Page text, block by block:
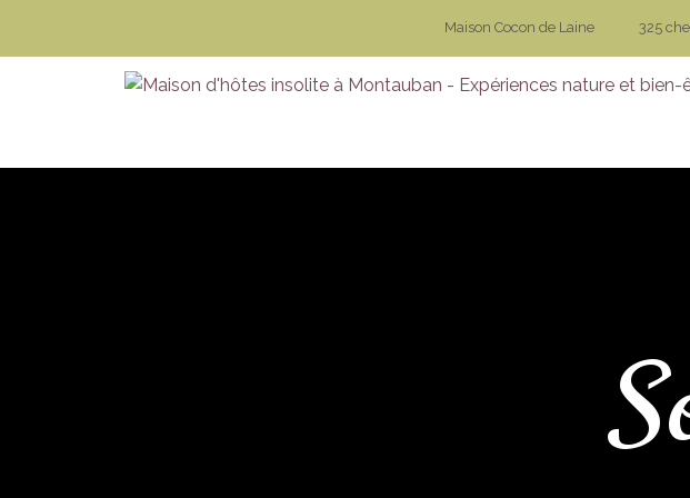
Maison Cocon de Laine 325